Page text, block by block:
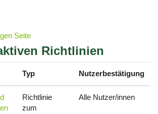
Seite
Richtlinien
Typ Nutzerbestätigung
Richtlinie
zum
Alle Nutzer/innen